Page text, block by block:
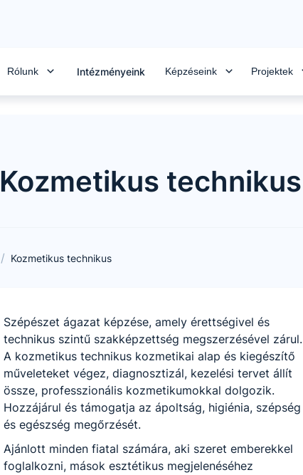
Intézményeink Képzéseink Projektek
Kozmetikus technikus
/ Kozmetikus technikus
Szépészet ágazat képzése, amely érettségivel és
technikus szintű szakképzettség megszerzésével zárul.
A kozmetikus technikus kozmetikai alap és kiegészítő
műveleteket végez, diagnosztizál, kezelési tervet állít
össze, professzionális kozmetikumokkal dolgozik.
Hozzájárul és támogatja az ápoltság, higiénia, szépség
és egészség megőrzését.
Ajánlott minden fiatal számára, aki szeret emberekkel
foglalkozni, mások esztétikus megjelenéséhez